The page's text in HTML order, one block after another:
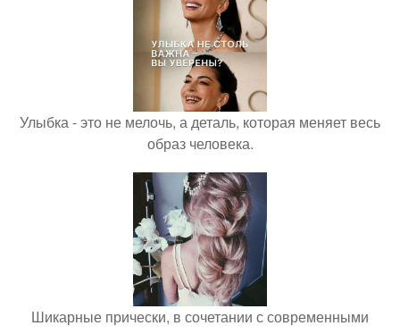
Улыбка - это не мелочь, а деталь, которая меняет весь
образ человека.
Шикарные прически, в сочетании с современными